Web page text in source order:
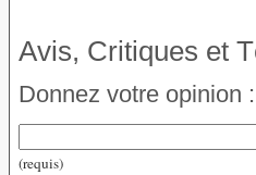
Avis, Critiques et
Donnez votre opinion :
(requis)